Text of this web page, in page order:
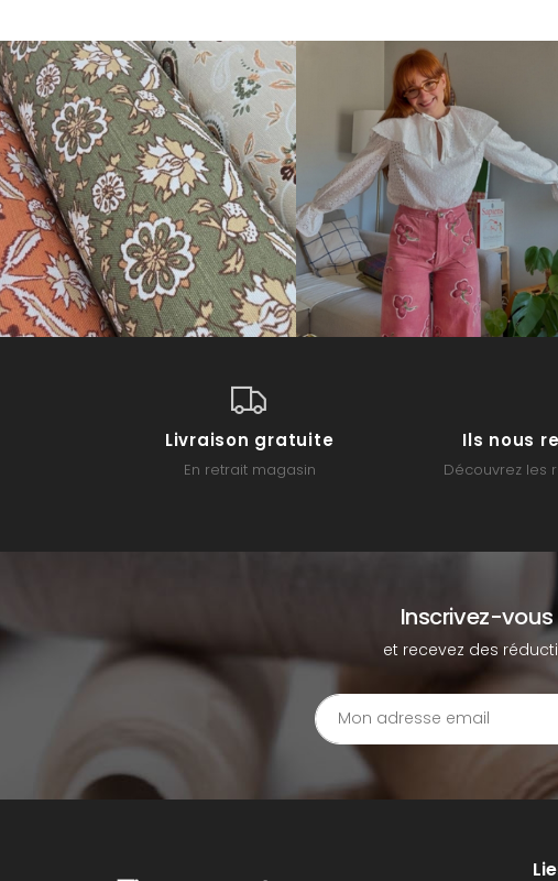
Livraison gratuite
En retrait magasin
Ils nous
Découvrez les
Inscrivez-
et recevez des